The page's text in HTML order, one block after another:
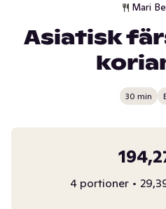
Mari
Asiatisk
30 min
4 portioner •